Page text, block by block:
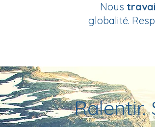
Nous
globalité.
Ralentir.